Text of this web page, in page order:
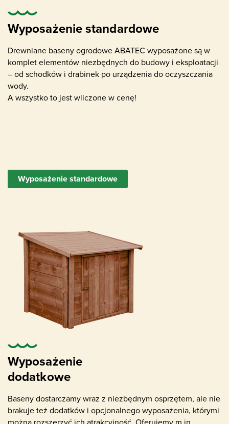
Wyposażenie standardowe
Drewniane baseny ogrodowe ABATEC wyposażone są w
komplet elementów niezbędnych do budowy i eksploatacji
– od schodków i drabinek po urządzenia do oczyszczania
wody.
A wszystko to jest wliczone w cenę!
Wyposażenie standardowe
Wyposażenie
dodatkowe
Baseny dostarczamy wraz z niezbędnym osprzętem, ale nie
brakuje też dodatków i opcjonalnego wyposażenia, którymi
Specjalistyczna folia basenowa - liner - z
Skimmer (usuwanie zanieczyszczeń na
powierzchni wody)
Dysze napływowe